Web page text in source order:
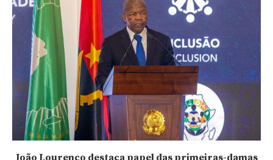
João Lourenço destaca papel das primeiras-damas